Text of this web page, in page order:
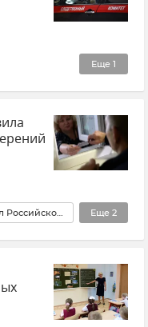
Еще 1
СК РФ (Следственный комитет Российской Федерации)
Еще 2
МВД РФ (Министерство внутренних дел Российской Федерации)